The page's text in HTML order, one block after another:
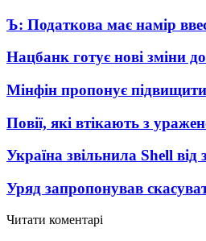
Ъ: Податкова має намір
Нацбанк готує нові зміни
Мінфін пропонує підвищити
Повії, які втікають з
Україна звільнила Shell
Уряд запропонував
Читати коментарі